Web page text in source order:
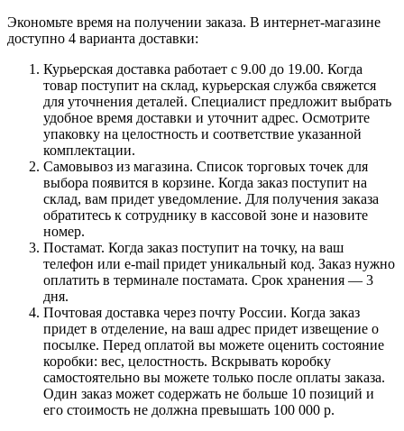
Экономьте время на получении заказа. В интернет-магазине
доступно 4 варианта доставки:
Курьерская доставка работает с 9.00 до 19.00. Когда
товар поступит на склад, курьерская служба свяжется
для уточнения деталей. Специалист предложит выбрать
удобное время доставки и уточнит адрес. Осмотрите
упаковку на целостность и соответствие указанной
комплектации.
Самовывоз из магазина. Список торговых точек для
выбора появится в корзине. Когда заказ поступит на
склад, вам придет уведомление. Для получения заказа
обратитесь к сотруднику в кассовой зоне и назовите
номер.
Постамат. Когда заказ поступит на точку, на ваш
телефон или e-mail придет уникальный код. Заказ нужно
оплатить в терминале постамата. Срок хранения — 3
дня.
Почтовая доставка через почту России. Когда заказ
придет в отделение, на ваш адрес придет извещение о
посылке. Перед оплатой вы можете оценить состояние
коробки: вес, целостность. Вскрывать коробку
самостоятельно вы можете только после оплаты заказа.
Один заказ может содержать не больше 10 позиций и
его стоимость не должна превышать 100 000 р.